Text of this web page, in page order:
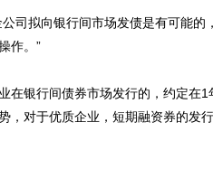
拟向银行间市场发债是有可能的
作。”
银行间债券市场发行的，约定在1
，对于优质企业，短期融资券的发